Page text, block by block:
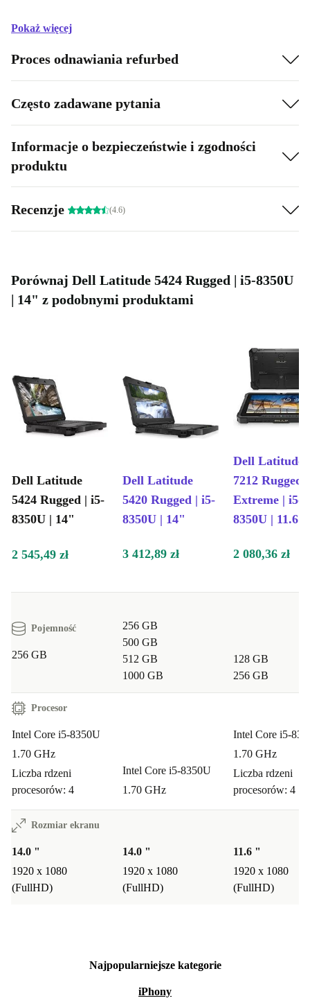
Pokaż więcej
Proces odnawiania refurbed
Często zadawane pytania
Informacje o bezpieczeństwie i zgodności
produktu
Recenzje (4.6)
Porównaj Dell Latitude 5424 Rugged | i5-8350U
| 14" z podobnymi produktami
Dell Latitude
5424 Rugged | i5-
8350U | 14"
Dell Latitude
5420 Rugged | i5-
8350U | 14"
Dell Latitude
7212 Rugged
Extreme | i5-
8350U | 11.6"
2 545,49 zł 3 412,89 zł 2 080,36 zł
Pojemność
256 GB
256 GB
500 GB
512 GB
1000 GB
128 GB
256 GB
Procesor
Intel Core i5-8350U
1.70 GHz
Liczba rdzeni
procesorów: 4
Intel Core i5-8350U
1.70 GHz
Intel Core i5-
1.70 GHz
Liczba rdzeni
procesorów: 4
Rozmiar ekranu
14.0 "
1920 x 1080
(FullHD)
14.0 "
1920 x 1080
(FullHD)
11.6 "
1920 x 1080
(FullHD)
Najpopularniejsze kategorie
iPhony